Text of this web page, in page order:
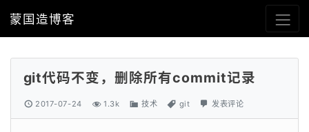
蒙国造博客
git代码不变，删除所有commit记录
2017-07-24 1.3k 技术 git 发表评论